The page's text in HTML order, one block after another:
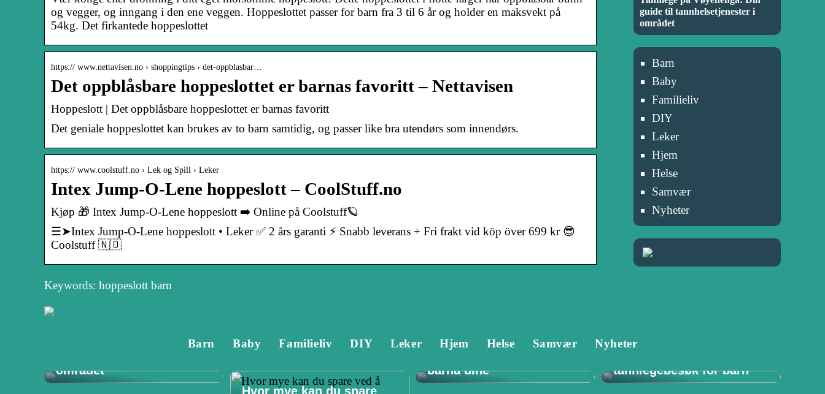
og vegger, og inngang i den ene veggen. Hoppeslottet passer for barn fra 3 til 6 år og holder en maksvekt på
54kg. Det firkantede hoppeslottet
https:// www.nettavisen.no › shoppingtips › det-oppblasbar…
Det oppblåsbare hoppeslottet er barnas favoritt – Nettavisen
Hoppeslott | Det oppblåsbare hoppeslottet er barnas favoritt
Det geniale hoppeslottet kan brukes av to barn samtidig, og passer like bra utendørs som innendørs.
https:// www.coolstuff.no › Lek og Spill › Leker
Intex Jump-O-Lene hoppeslott – CoolStuff.no
Kjøp 🎁 Intex Jump-O-Lene hoppeslott ➡️ Online på Coolstuff🪐
☰➤Intex Jump-O-Lene hoppeslott • Leker ✅ 2 års garanti ⚡️ Snabb leverans + Fri frakt vid köp över 699 kr 😎
Coolstuff 🇳🇴
Keywords: hoppeslott barn
guide til tannhelsetjenester i
området
Barn
Baby
Familieliv
DIY
Leker
Hjem
Helse
Samvær
Nyheter
Barn Baby Familieliv DIY Leker Hjem Helse Samvær Nyheter
området
Hvor mye kan du spare
Tannlege Stavanger –
barna dine
Viktigheten av
tannlegebesøk for barn